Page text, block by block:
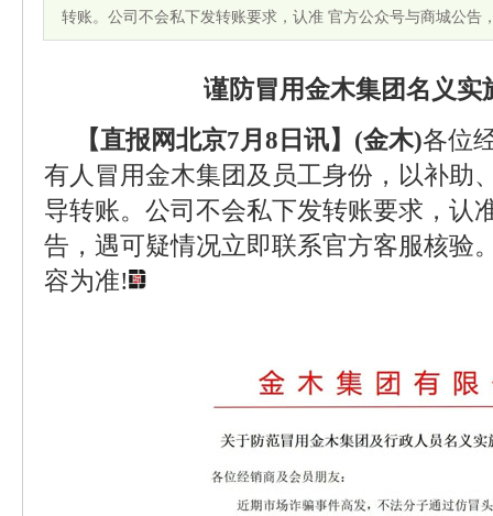
转账。公司不会私下发转账要求，认准 官方公众号与商城公告
谨防冒用金木集团名义实
【直报网北京7月8日讯】(金木)各位
有人冒用金木集团及员工身份，以补助
导转账。公司不会私下发转账要求，认
告，遇可疑情况立即联系官方客服核验
容为准!